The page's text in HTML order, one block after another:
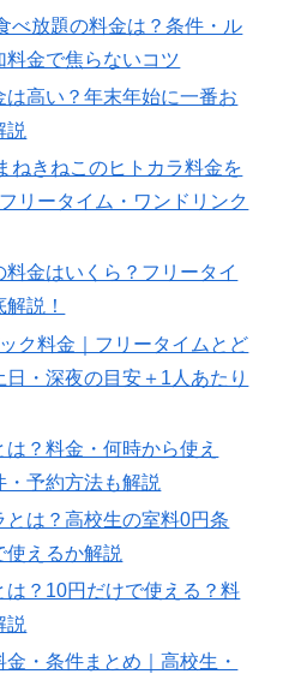
べ放題の料金は？条件・ル
料金で焦らないコツ
は高い？年末年始に一番お
説
ねきねこのヒトカラ料金を
リータイム・ワンドリンク
料金はいくら？フリータイ
説！
ク料金｜フリータイムとど
・深夜の目安＋1人あたり
？料金・何時から使え
・予約方法も解説
とは？高校生の室料0円条
使えるか解説
は？10円だけで使える？料
説
・条件まとめ｜高校生・